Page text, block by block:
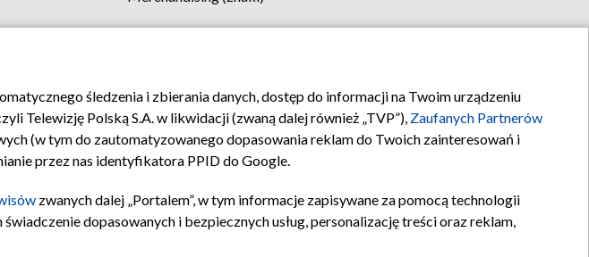
Pomoc Biuro reklamy Kontakt
śledzenia i zbierania danych, dostęp do informacji na Twoim urządzeniu
Telewizję Polską S.A. w likwidacji (zwaną dalej również „TVP”), Zaufanych Partnerów
(w tym do zautomatyzowanego dopasowania reklam do Twoich zainteresowań i
przez nas identyfikatora PPID do Google.
zwanych dalej „Portalem”, w tym informacje zapisywane za pomocą technologii
dopasowanych i bezpiecznych usług, personalizację treści oraz reklam,